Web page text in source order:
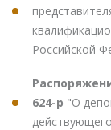
Российской
624-р "О